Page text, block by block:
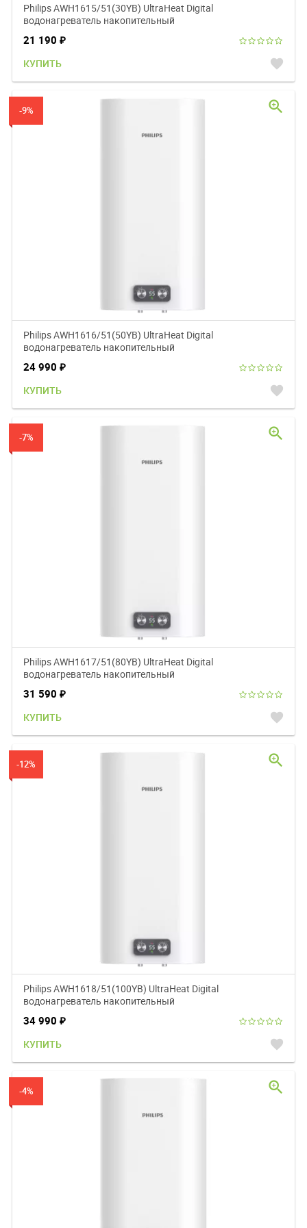
Philips AWH1615/51(30YB) UltraHeat Digital
водонагреватель накопительный
21 190 ₽
КУПИТЬ favorite
-9%
Philips AWH1616/51(50YB) UltraHeat Digital
водонагреватель накопительный
24 990 ₽
КУПИТЬ favorite
zoom_in
-7%
Philips AWH1617/51(80YB) UltraHeat Digital
водонагреватель накопительный
31 590 ₽
КУПИТЬ favorite
zoom_in
-12%
Philips AWH1618/51(100YB) UltraHeat Digital
водонагреватель накопительный
34 990 ₽
КУПИТЬ favorite
zoom_in
-4% zoom_in